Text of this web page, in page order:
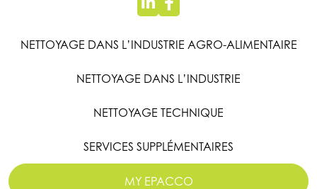
NETTOYAGE DANS L’INDUSTRIE AGRO-ALIMENTAIRE
NETTOYAGE DANS L’INDUSTRIE
NETTOYAGE TECHNIQUE
SERVICES SUPPLÉMENTAIRES
MY EPACCO